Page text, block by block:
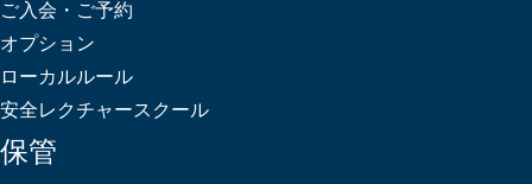
ご入会・ご予約
オプション
ローカルルール
安全レクチャースクール
保管